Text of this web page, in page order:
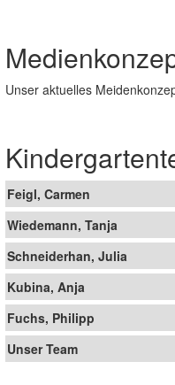
Unser aktuelles
Kind
Feigl, Carmen
Wiedemann, Tanja
Schneiderhan, Julia
Kubina, Anja
Fuchs, Philipp
Unser Team